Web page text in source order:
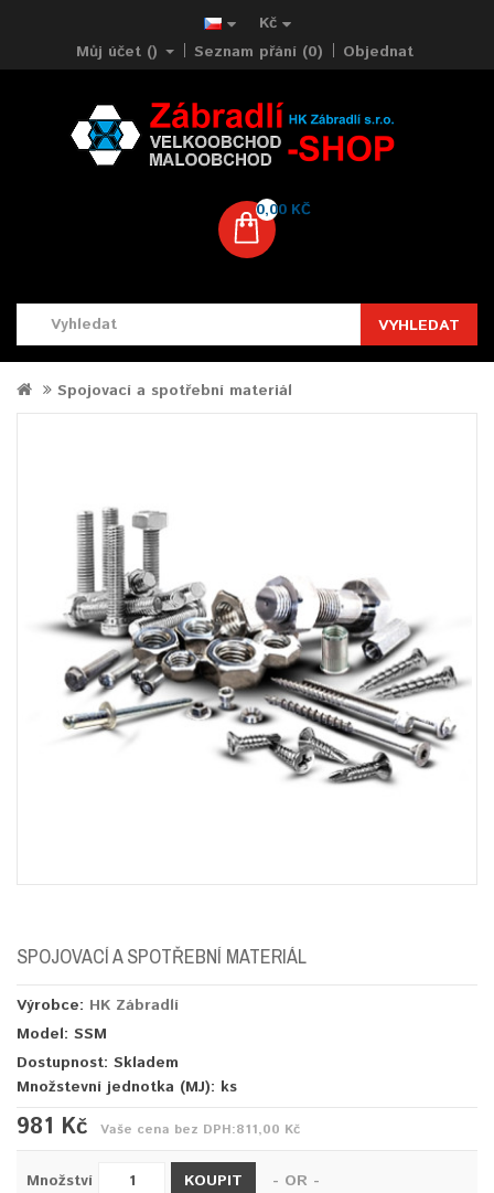
Kč
Můj účet ()
Seznam přání (0) Objednat
0,00 KČ
VYHLEDAT
Spojovací a spotřební materiál
SPOJOVACÍ A SPOTŘEBNÍ MATERIÁL
Výrobce: HK Zábradlí
Model: SSM
Dostupnost: Skladem
Množstevní jednotka (MJ): ks
981 Kč Vaše cena bez DPH:811,00 Kč
Množství KOUPIT
- OR -